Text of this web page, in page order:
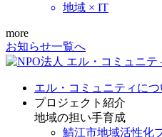
地域 × IT
more
お知らせ一覧へ
エル・コミュニティにつ
プロジェクト紹介
地域の担い手育成
鯖江市地域活性化